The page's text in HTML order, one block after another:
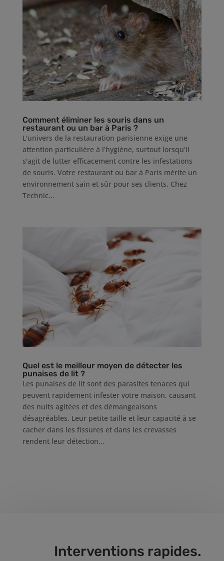
Comment éliminer les souris dans un
restaurant ou un bar à Paris ?
L'univers de la restauration parisienne exige une
attention particulière à l'hygiène, surtout lorsqu'il
s'agit de lutter efficacement contre les infestations
de souris. Votre restaurant ou bar à Paris mérite un
environnement sain et sûr pour ses clients. Chez
Technic...
Quel est le meilleur moyen de détecter les
punaises de lit ?
Les punaises de lit sont des parasites tenaces qui
peuvent rapidement infester votre maison, causant
des nuits agitées et des démangeaisons
désagréables. Leur petite taille et leur capacité à se
cacher dans les fissures et dans les crevasses
rendent leur détection...
Interventions rapides.